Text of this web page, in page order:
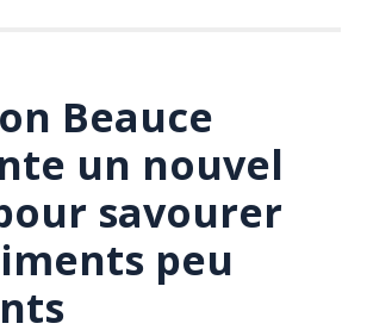
Beauce
un nouvel
savourer
peu